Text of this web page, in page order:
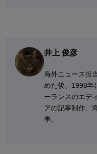
井上 俊彦
海外ニュース担
めた後、1998年
ーランスのエデ
アの記事制作、
事。